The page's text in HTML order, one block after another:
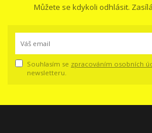
Můžete se kdykoli odhlásit.
Souhlasím se zpracováním osobních
newsletteru.